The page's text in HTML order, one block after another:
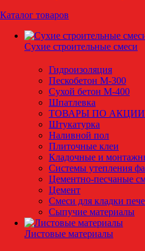
Каталог товаров
Сухие строительные смеси
Гидроизоляция
Пескобетон М-300
Сухой бетон М-400
Шпатлевка
ТОВАРЫ ПО АКЦИИ
Штукатурка
Наливной пол
Плиточные клеи
Кладочные и
Системы утепления
Цементно-песчаные
Цемент
Смеси для кладки
Сыпучие материалы
Листовые материалы